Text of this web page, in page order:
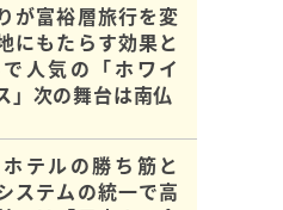
が富裕層旅行を変
にもたらす効果と
人気の「ホワイ
」次の舞台は南仏
テルの勝ち筋と
テムの統一で高